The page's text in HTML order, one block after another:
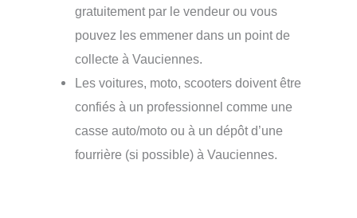
gratuitement par le vendeur ou vous
pouvez les emmener dans un point de
collecte à Vauciennes.
Les voitures, moto, scooters doivent être
confiés à un professionnel comme une
casse auto/moto ou à un dépôt d’une
fourrière (si possible) à Vauciennes.